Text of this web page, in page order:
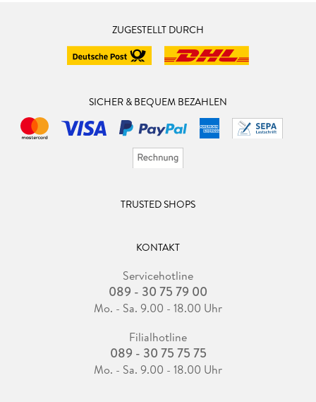
ZUGESTELLT DURCH
SICHER & BEQUEM BEZAHLEN
TRUSTED SHOPS
KONTAKT
Servicehotline
089 - 30 75 79 00
Mo. - Sa. 9.00 - 18.00 Uhr
Filialhotline
089 - 30 75 75 75
Mo. - Sa. 9.00 - 18.00 Uhr